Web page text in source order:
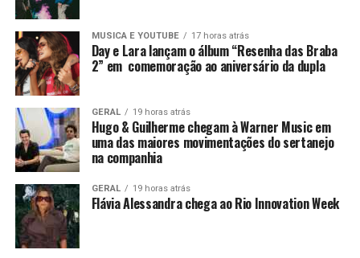
MUSICA E YOUTUBE 17 horas atrás
Day e Lara lançam o álbum “Resenha das Braba
2” em comemoração ao aniversário da dupla
GERAL 19 horas atrás
Hugo & Guilherme chegam à Warner Music em
uma das maiores movimentações do sertanejo
na companhia
GERAL 19 horas atrás
Flávia Alessandra chega ao Rio Innovation Week